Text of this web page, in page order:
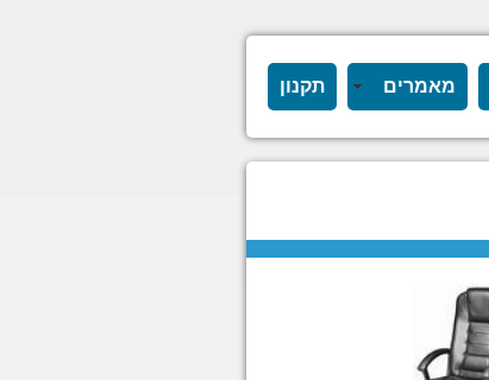
מאמרים תקנון